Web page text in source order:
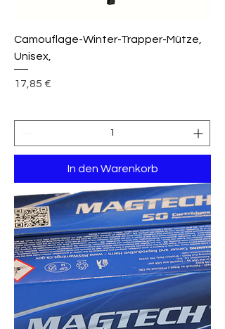
Camouflage-Winter-Trapper-Mütze,
Unisex,
Preis
17,85 €
In den Warenkorb